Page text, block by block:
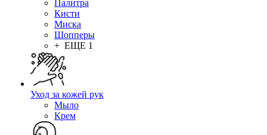
Палитра
Кисти
Миска
Шопперы
+ ЕЩЕ 1
Уход за кожей рук
Мыло
Крем